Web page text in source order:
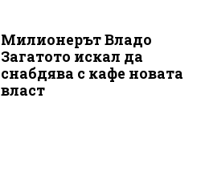
Милионерът Владо
Загатото искал да
снабдява с кафе новата
власт